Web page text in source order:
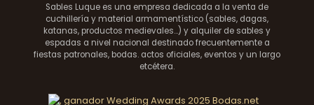
Sables Luque es una empresa dedicada a la venta de
cuchillería y material armamentístico (sables, dagas,
katanas, productos medievales...) y alquiler de sables y
espadas a nivel nacional destinado frecuentemente a
fiestas patronales, bodas. actos oficiales, eventos y un largo
etcétera.